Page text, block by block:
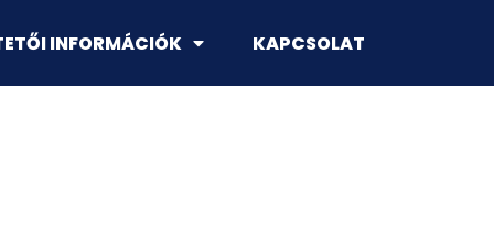
INFORMÁCIÓK KAPCSOLAT